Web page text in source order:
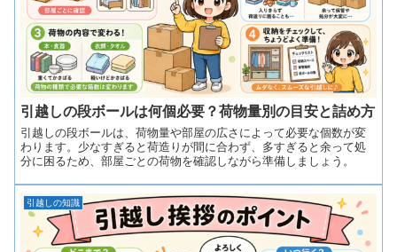
引越しの段ボールは何個必要？荷物量別の目安と詰め方
引越しの段ボールは、荷物量や部屋の広さによって必要な個数が変
わります。少なすぎると荷造りが間に合わず、多すぎると余って処
分に困るため、部屋ごとの荷物を確認しながら準備しましょう。
引越しの知識